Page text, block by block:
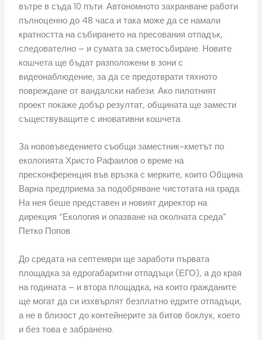
вътре в съда 10 пъти. Автономното захранване работи
пълноценно до 48 часа и така може да се намали
кратността на събирането на пресования отпадък,
следователно – и сумата за сметосъбиране. Новите
кошчета ще бъдат разположени в зони с
видеонаблюдение, за да се предотврати тяхното
повреждане от вандалски набези. Ако пилотният
проект покаже добър резултат, общината ще замести
съществуващите с иновативни кошчета.
За нововъведението съобщи заместник-кметът по
екологията Христо Рафаилов о време на
пресконференция във връзка с мерките, които Община
Варна предприема за подобряване чистотата на града.
На нея беше представен и новият директор на
дирекция “Екология и опазване на околната среда”
Петко Попов.
До средата на септември ще заработи първата
площадка за едрогабаритни отпадъци (ЕГО), а до края
на годината – и втора площадка, на които гражданите
ще могат да си изхвърлят безплатно едрите отпадъци,
а не в близост до контейнерите за битов боклук, което
и без това е забранено.